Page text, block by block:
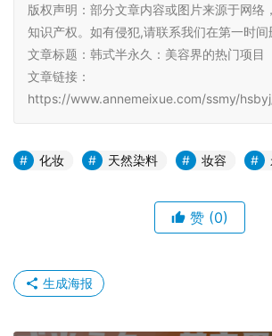
版权声明：部分文章内容或图片来源于网络
知识产权。如有侵犯,请联系我们在第一时间
文章标题：韩式半永久：美容界的热门项目
文章链接：
https://www.annemeixue.com/ssmy/
化妆 天然染料 妆容
赞 (0)
生成海报